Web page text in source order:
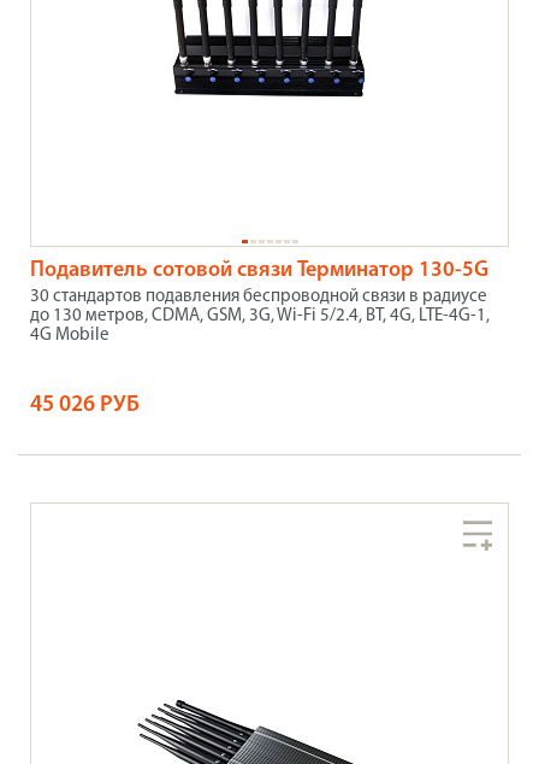
Подавитель сотовой связи Терминатор 130-5G
30 стандартов подавления беспроводной связи в радиусе
до 130 метров, CDMA, GSM, 3G, Wi-Fi 5/2.4, BT, 4G, LTE-4G-1,
4G Mobile
45 026 РУБ